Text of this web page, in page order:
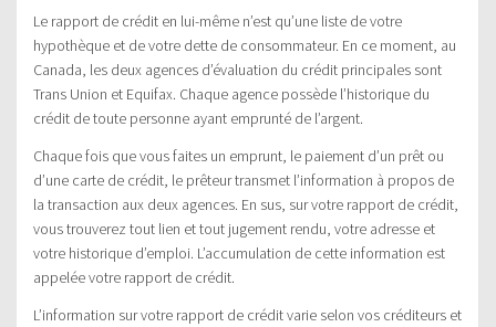
Le rapport de crédit en lui-même n’est qu’une liste de votre
hypothèque et de votre dette de consommateur. En ce moment, au
Canada, les deux agences d’évaluation du crédit principales sont
Trans Union et Equifax. Chaque agence possède l’historique du
crédit de toute personne ayant emprunté de l’argent.
Chaque fois que vous faites un emprunt, le paiement d’un prêt ou
d’une carte de crédit, le prêteur transmet l’information à propos de
la transaction aux deux agences. En sus, sur votre rapport de crédit,
vous trouverez tout lien et tout jugement rendu, votre adresse et
votre historique d’emploi. L’accumulation de cette information est
appelée votre rapport de crédit.
L’information sur votre rapport de crédit varie selon vos créditeurs et